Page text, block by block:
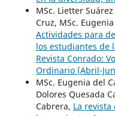
MSc. Lietter
Cruz, MSc.
Actividades para
los estudiantes de
Revista Conrado:
Ordinario (Abril-
MSc. Eugenia del
Dolores Quesada
Cabrera, La revista